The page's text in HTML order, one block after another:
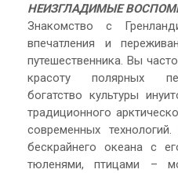
НЕИЗГЛАДИМЫЕ
Знакомство с
впечатления и
путешественника. Вы
красоту полярных
богатство культуры
традиционного
современных
бескрайнего океана с
тюленями, птицами –